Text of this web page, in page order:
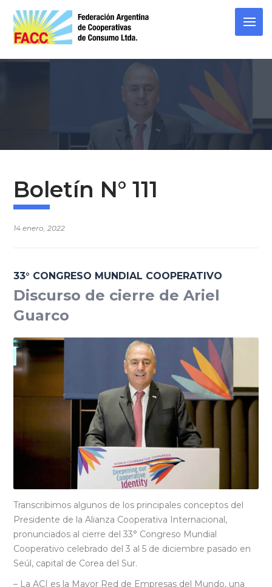
content
Boletín N° 111
14 enero, 2022
33° CONGRESO MUNDIAL COOPERATIVO
Discurso de cierre de Ariel
Guarco
Transcribimos algunos de los principales conceptos del
Presidente de la Alianza Cooperativa Internacional,
pronunciados al cierre del 33° Congreso Mundial
Cooperativo celebrado del 3 al 5 de diciembre pasado en
Seúl, capital de Corea del Sur.
– La ACI es la Mayor Red de Empresas del Mundo, una